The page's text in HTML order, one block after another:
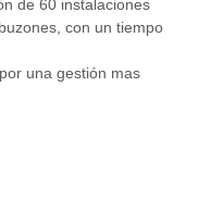
de 60 instalaciones
con un tiempo
una gestión mas